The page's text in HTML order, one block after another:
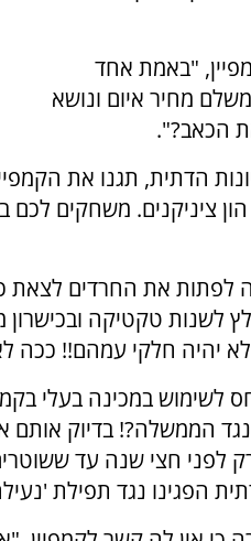
"באמת אחד
מחיר איום ונושא
הכאב?".
הדתית, תגנו את
הון ציניקנים. משחקים
לפתות את החרדים לצאת
לשנות טקטיקה ובכישרון
לא יהיה חלקי עמהם!! ככה
לשימוש במכינה בעלי
הממשלה?! בדיוק אותם
לפני חצי שנה עד
הפגינו נגד תפילת